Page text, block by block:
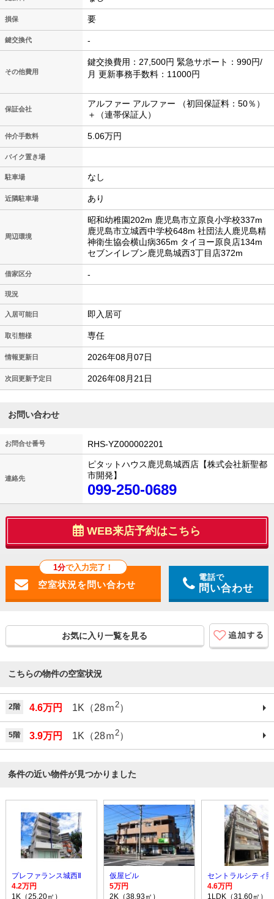
損保 要
鍵交換代 -
その他費用
鍵交換費用：27,500円 緊急サポート：990円/
月 更新事務手数料：11000円
保証会社
アルファー アルファー （初回保証料：50％）
＋（連帯保証人）
仲介手数料 5.06万円
バイク置き場
駐車場 なし
近隣駐車場 あり
周辺環境
昭和幼稚園202m 鹿児島市立原良小学校337m
鹿児島市立城西中学校648m 社団法人鹿児島精
神衛生協会横山病365m タイヨー原良店134m
セブンイレブン鹿児島城西3丁目店372m
借家区分 -
現況
入居可能日 即入居可
取引態様 専任
情報更新日 2026年08月07日
次回更新予定日 2026年08月21日
お問い合わせ
お問合せ番号 RHS-YZ000002201
連絡先
ピタットハウス鹿児島城西店【株式会社新聖都
市開発】
099-250-0689
WEB来店予約はこちら
1分で入力完了！
電話で
問い合わせ
お気に入り一覧を見る
こちらの物件の空室状況
2階 4.6万円 1K（28ｍ2）
5階 3.9万円 1K（28ｍ 2）
条件の近い物件が見つかりました
プレファランス城西Ⅱ
4.2万円
1K（25.20㎡）
仮屋ビル
5万円
2K（38.93㎡）
セントラルシティ
4.6万円
1LDK（31.60㎡）